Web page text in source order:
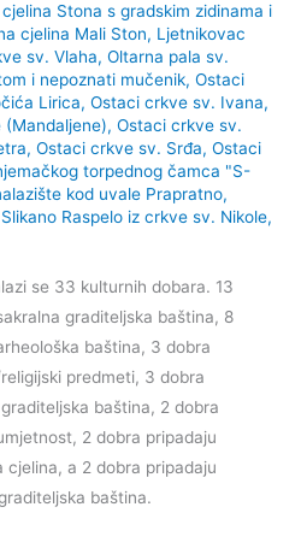
Stona s gradskim zidinama i
cjelina Mali Ston, Ljetnikovac
sv. Vlaha, Oltarna pala sv.
i nepoznati mučenik, Ostaci
Lirica, Ostaci crkve sv. Ivana,
, Ostaci crkve sv.
, Ostaci crkve sv. Srđa, Ostaci
torpednog čamca "S-
kod uvale Prapratno,
Slikano Raspelo iz crkve sv. Nikole,
se 33 kulturnih dobara. 13
graditeljska baština, 8
baština, 3 dobra
predmeti, 3 dobra
baština, 2 dobra
2 dobra pripadaju
a 2 dobra pripadaju
baština.